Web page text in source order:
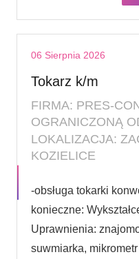
06 Sierpnia 2026
Tokarz k/m
FIRMA: PRES-
OGRANICZONĄ
LOKALIZACJA:
KOZIELICE
-obsługa tokarki
konieczne:
Uprawnienia:
suwmiarka,